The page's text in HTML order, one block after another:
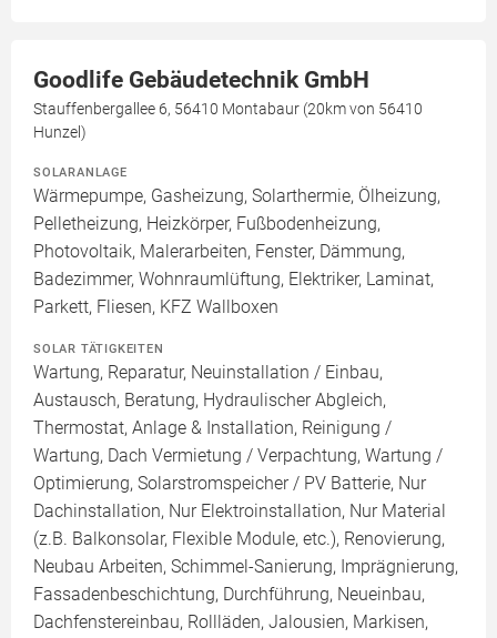
Goodlife Gebäudetechnik GmbH
Stauffenbergallee 6, 56410 Montabaur (20km von 56410
Hunzel)
SOLARANLAGE
Wärmepumpe, Gasheizung, Solarthermie, Ölheizung,
Pelletheizung, Heizkörper, Fußbodenheizung,
Photovoltaik, Malerarbeiten, Fenster, Dämmung,
Badezimmer, Wohnraumlüftung, Elektriker, Laminat,
Parkett, Fliesen, KFZ Wallboxen
SOLAR TÄTIGKEITEN
Wartung, Reparatur, Neuinstallation / Einbau,
Austausch, Beratung, Hydraulischer Abgleich,
Thermostat, Anlage & Installation, Reinigung /
Wartung, Dach Vermietung / Verpachtung, Wartung /
Optimierung, Solarstromspeicher / PV Batterie, Nur
Dachinstallation, Nur Elektroinstallation, Nur Material
(z.B. Balkonsolar, Flexible Module, etc.), Renovierung,
Neubau Arbeiten, Schimmel-Sanierung, Imprägnierung,
Fassadenbeschichtung, Durchführung, Neueinbau,
Dachfenstereinbau, Rollläden, Jalousien, Markisen,